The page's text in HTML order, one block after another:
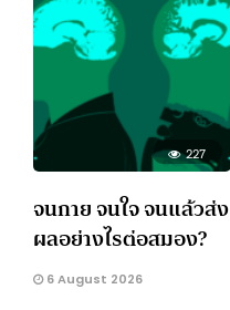
227
จนกาย จนใจ จนแล้วส่ง
ผลอย่างไรต่อสมอง?
6 August 2026